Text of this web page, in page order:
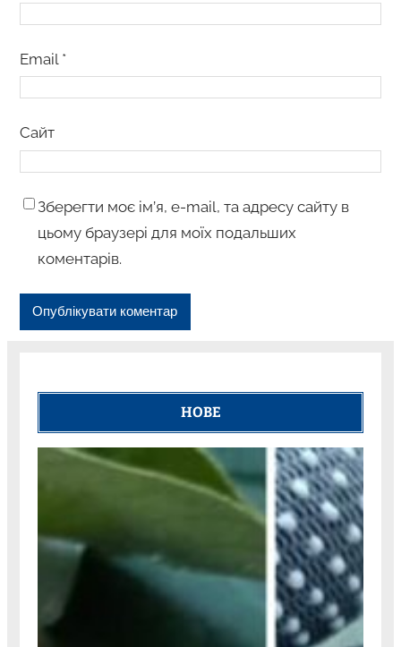
Email *
Сайт
Зберегти моє ім’я, e-mail, та адресу сайту в
цьому браузері для моїх подальших
коментарів.
НОВЕ